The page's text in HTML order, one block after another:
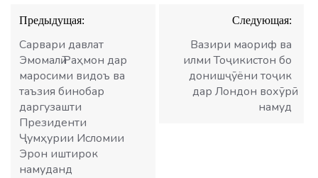
Навигация
по
записям
Предыдущая:
Сарвари давлат
Эмомалӣ Раҳмон дар
маросими видоъ ва
таъзия бинобар
даргузашти
Президенти
Ҷумҳурии Исломии
Эрон иштирок
намуданд
Следующая:
Вазири маориф ва
илми Тоҷикистон бо
донишҷӯёни тоҷик
дар Лондон вохӯрӣ
намуд